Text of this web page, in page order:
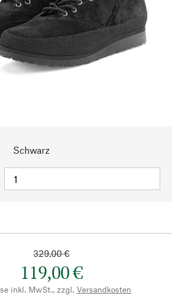
Schwarz
329,00 €
119,00 €
inkl. MwSt., zzgl. Versandkosten